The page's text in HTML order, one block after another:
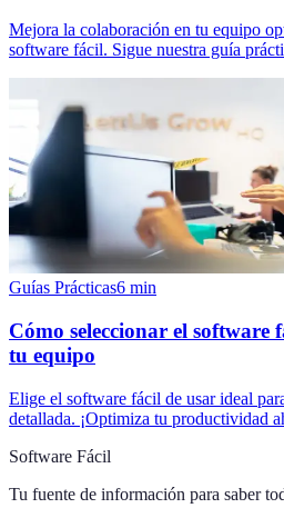
Mejora la colaboración en tu equipo
software fácil. Sigue nuestra guía
Guías Prácticas6 min
Cómo seleccionar el software
tu equipo
Elige el software fácil de usar ideal
detallada. ¡Optimiza tu productividad
Software Fácil
Tu fuente de información para saber